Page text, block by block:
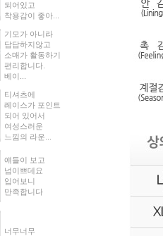
되어있고
착용감이 좋아...
기모가 아니라
답답하지않고
소매가 활동하기
편리합니다.
베이...
티셔츠에
레이스가 포인트
되어 있어서
여성스러운
느낌의 라운...
얘들이 보고
넘이쁘데요
입어보니
만족합니다
너무너무